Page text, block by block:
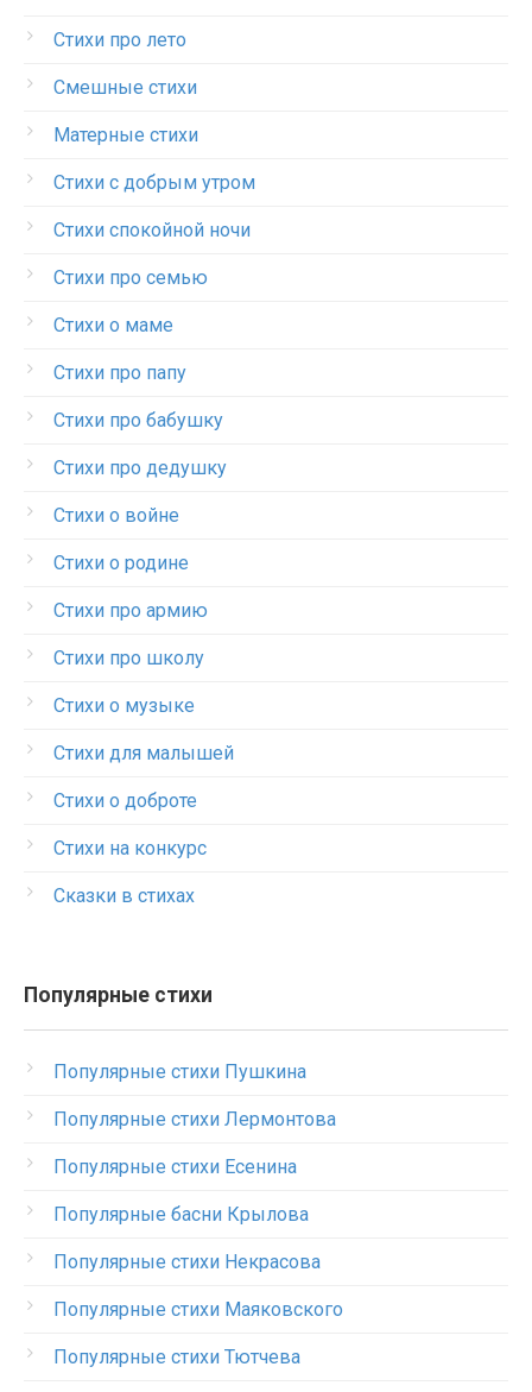
Стихи про лето
Смешные стихи
Матерные стихи
Стихи с добрым утром
Стихи спокойной ночи
Стихи про семью
Стихи о маме
Стихи про папу
Стихи про бабушку
Стихи про дедушку
Стихи о войне
Стихи о родине
Стихи про армию
Стихи про школу
Стихи о музыке
Стихи для малышей
Стихи о доброте
Стихи на конкурс
Сказки в стихах
Популярные стихи
Популярные стихи Пушкина
Популярные стихи Лермонтова
Популярные стихи Есенина
Популярные басни Крылова
Популярные стихи Некрасова
Популярные стихи Маяковского
Популярные стихи Тютчева